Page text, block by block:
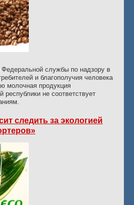
службы по надзору в
и благополучия человека
молочная продукция
республики не соответствует
следить за экологией